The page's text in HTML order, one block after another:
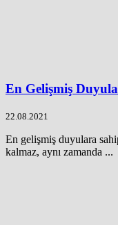
En Gelişmiş
22.08.2021
En gelişmiş duyulara
kalmaz, aynı zamanda ...